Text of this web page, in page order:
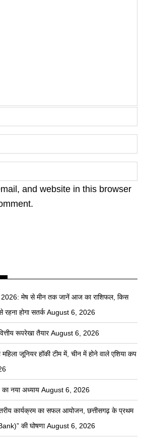
and website in this browser
मेष से मीन तक जानें आज का राशिफल, किस
होगा सतर्क August 6, 2026
रूपरेखा तैयार August 6, 2026
महिला जूनियर हॉकी टीम में, चीन में होने वाले एशिया कप
का नया अध्याय August 6, 2026
कार्यक्रम का सफल आयोजन, छत्तीसगढ़ के प्रथम
की घोषणा August 6, 2026